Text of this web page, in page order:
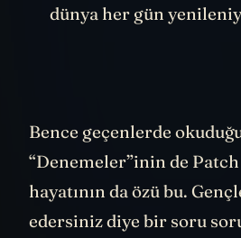
görmemeyi tercih
Bence geçenlerde
“Denemeler”inin de Patch
hayatının da özü bu.